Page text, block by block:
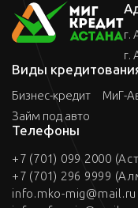
г.
г.
Виды
Бизнес-кредит
МиГ-
Займ под авто
Телефоны
+7 (701) 099 2000
+7 (701) 296 9999
info.mko-mig@mail.ru